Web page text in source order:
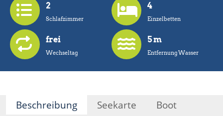
2
Schlafzimmer
4
Einzelbetten
frei
Wechseltag
5 m
Entfernung Wasser
Beschreibung Seekarte
Boot